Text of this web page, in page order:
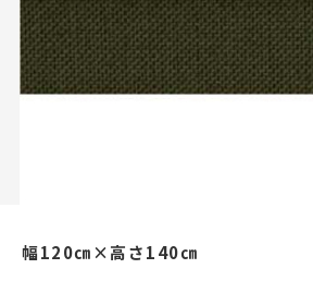
お問い合わせ
お気に入りリスト
法人のお客様へ
幅120㎝×高さ140㎝